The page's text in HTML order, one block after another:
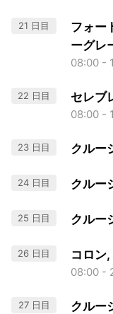
21 日目
フォー
ーグレ
08:00 -
22 日目 セレブ
08:00 -
23 日目 クルー
24 日目 クルー
25 日目 クルー
26 日目 コロン
08:00 -
27 日目 クルー